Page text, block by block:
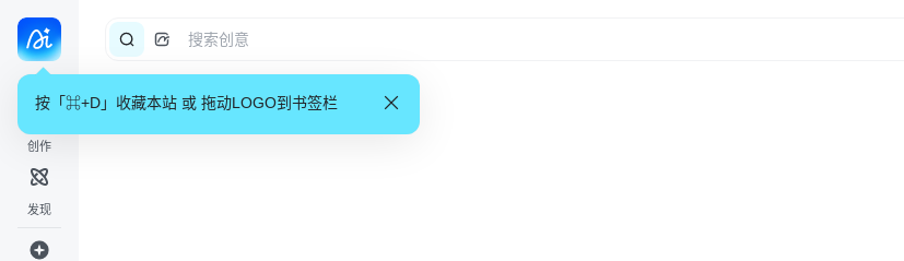
按「⌘+D」收藏本站 或 拖动LOGO到书签栏
创作
发现